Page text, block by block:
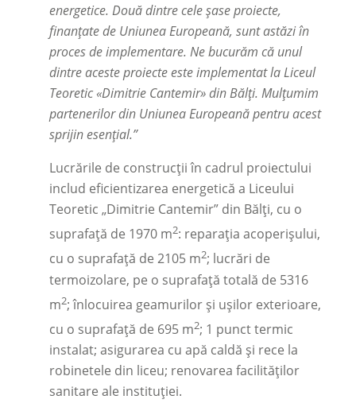
energetice. Două dintre cele șase proiecte,
finanțate de Uniunea Europeană, sunt astăzi în
proces de implementare. Ne bucurăm că unul
dintre aceste proiecte este implementat la Liceul
Teoretic «Dimitrie Cantemir»din Bălți. Mulțumim
partenerilor din Uniunea Europeană pentru acest
sprijin esențial.”
Lucrările de construcții în cadrul proiectului
includ eficientizarea energetică a Liceului
Teoretic „Dimitrie Cantemir” din Bălți, cu o
suprafață de 1970 m2: reparația acoperișului,
cu o suprafață de 2105 m2; lucrări de
termoizolare, pe o suprafață totală de 5316
m2; înlocuirea geamurilor și ușilor exterioare,
cu o suprafață de 695 m2; 1 punct termic
instalat; asigurarea cu apă caldă și rece la
robinetele din liceu; renovarea facilităților
sanitare ale instituției.